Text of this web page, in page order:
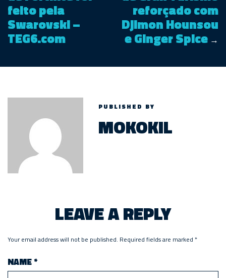
feito pela
Swarovski –
TEG6.com
reforçado com
Djimon Hounsou
e Ginger Spice →
PUBLISHED BY
MOKOKIL
LEAVE A REPLY
Your email address will not be published. Required fields are marked *
NAME*